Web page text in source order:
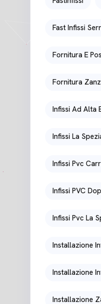
Fast Infissi
Fornitura E
Fornitura
Infissi Ad Alta
Infissi La
Infissi Pvc
Infissi PVC
Infissi Pvc La
Installazione
Installazione
Installazione